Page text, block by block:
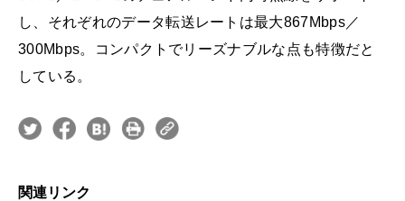
し、それぞれのデータ転送レートは最大867Mbps／
300Mbps。コンパクトでリーズナブルな点も特徴だと
している。
関連リンク